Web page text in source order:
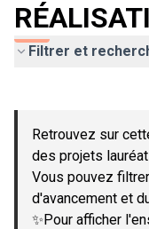
Filtrer et
−
Retrouvez sur
des projets
Vous pouvez
d'avancement et
✨Pour afficher